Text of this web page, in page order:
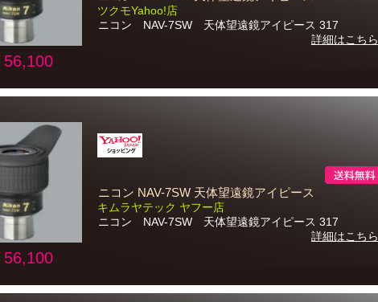
56,100
ツクモYahoo!店
ニコン NAV-7SW 天体望遠鏡アイピース 317
詳細はこちら
56,100
ニコン NAV-7SW 天体望遠鏡アイピース
キムラヤテック ヤフー店
ニコン NAV-7SW 天体望遠鏡アイピース 317
詳細はこちら